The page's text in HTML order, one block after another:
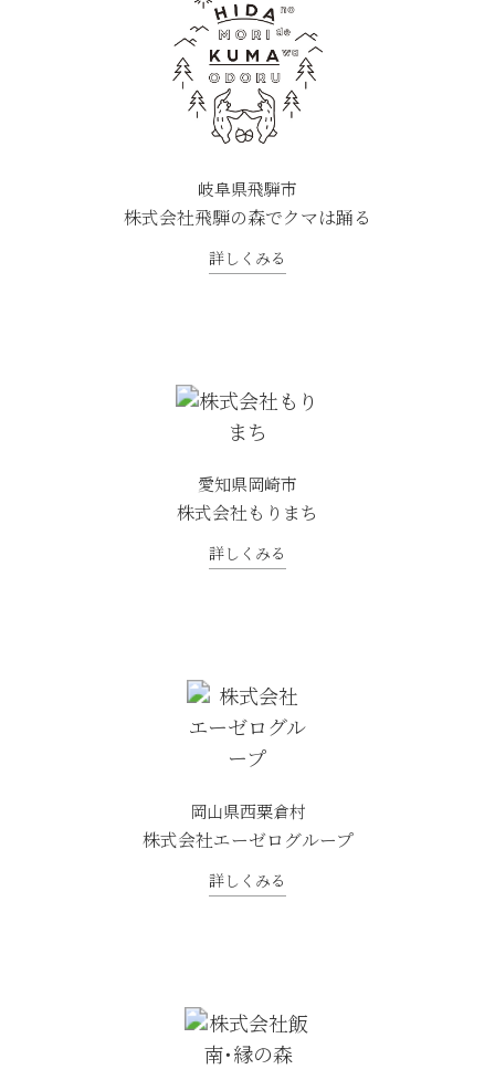
岐阜県飛騨市
株式会社飛騨の森でクマは踊る
詳しくみる
愛知県岡崎市
株式会社もりまち
詳しくみる
岡山県西粟倉村
株式会社エーゼログループ
詳しくみる